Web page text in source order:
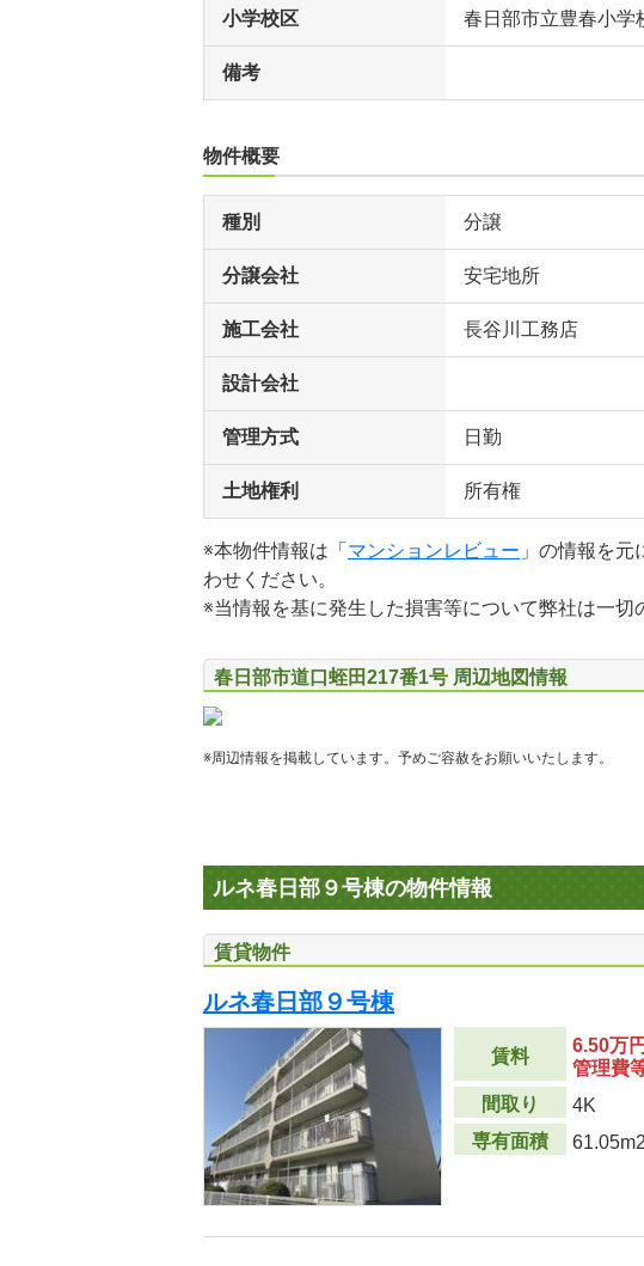
小学校区 春日部市立豊春小学
備考
物件概要
種別 分譲
分譲会社 安宅地所
施工会社 長谷川工務店
設計会社
管理方式 日勤
土地権利 所有権
※本物件情報は「 マンションレビュー 」の情報を
わせください。
※当情報を基に発生した損害等について弊社は一切
春日部市道口蛭田217番1号 周辺地図情報
※周辺情報を掲載しています。予めご容赦をお願いいたします。
ルネ春日部９号棟の物件情報
賃貸物件
ルネ春日部９号棟
賃料
6.50万円
管理費
間取り
4K
専有面積
61.05m2